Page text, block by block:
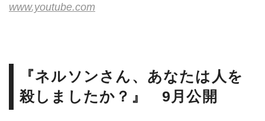
www.youtube.com
『ネルソンさん、あなたは人を
殺しましたか？』 9月公開